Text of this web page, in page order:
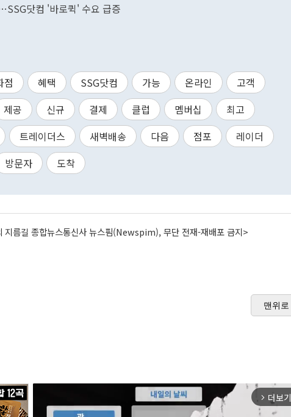
닷컴 '바로퀵' 수요 급증
점 혜택 SSG닷컴 가능 온라인
고객
제공 신규 결제 클럽 멤버십
최고
트레이더스 새벽배송 다음 점포
레이더
방문자 도착
지름길 종합뉴스통신사 뉴스핌(Newspim), 무단 전재-재배포 금지>
맨위로
arrow_forward_ios 더보기